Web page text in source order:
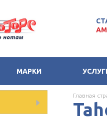
МАРКИ
Главная